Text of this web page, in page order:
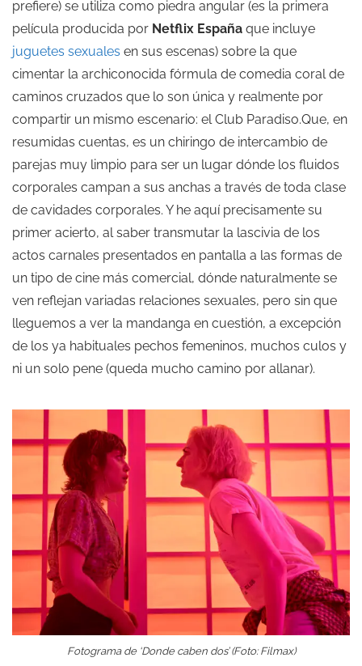
prefiere) se utiliza como piedra angular (es la primera
película producida por Netflix España que incluye
juguetes sexuales en sus escenas) sobre la que
cimentar la archiconocida fórmula de comedia coral de
caminos cruzados que lo son única y realmente por
compartir un mismo escenario: el Club Paradiso.Que, en
resumidas cuentas, es un chiringo de intercambio de
parejas muy limpio para ser un lugar dónde los fluidos
corporales campan a sus anchas a través de toda clase
de cavidades corporales. Y he aquí precisamente su
primer acierto, al saber transmutar la lascivia de los
actos carnales presentados en pantalla a las formas de
un tipo de cine más comercial, dónde naturalmente se
ven reflejan variadas relaciones sexuales, pero sin que
lleguemos a ver la mandanga en cuestión, a excepción
de los ya habituales pechos femeninos, muchos culos y
ni un solo pene (queda mucho camino por allanar).
Fotograma de ‘Donde caben dos’ (Foto: Filmax)